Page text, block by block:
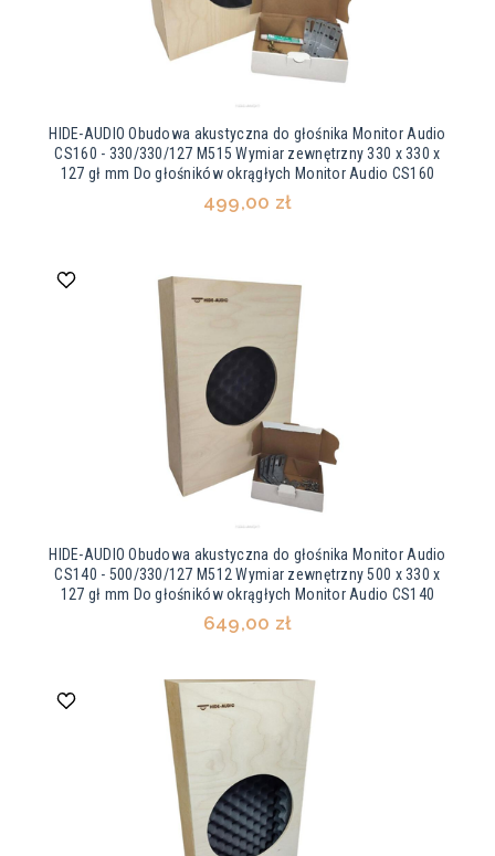
HIDE-AUDIO Obudowa akustyczna do głośnika Monitor Audio
CS160 - 330/330/127 M515 Wymiar zewnętrzny 330 x 330 x
127 gł mm Do głośników okrągłych Monitor Audio CS160
499,00 zł
HIDE-AUDIO Obudowa akustyczna do głośnika Monitor Audio
CS140 - 500/330/127 M512 Wymiar zewnętrzny 500 x 330 x
127 gł mm Do głośników okrągłych Monitor Audio CS140
649,00 zł